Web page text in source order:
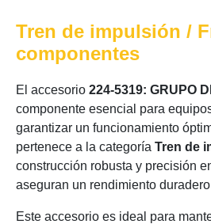
Tren de impulsión /
componentes
El accesorio 224-5319: GRUPO
componente esencial para
garantizar un funcionamiento
pertenece a la categoría Tren de
construcción robusta y precisión
aseguran un rendimiento
Este accesorio es ideal para